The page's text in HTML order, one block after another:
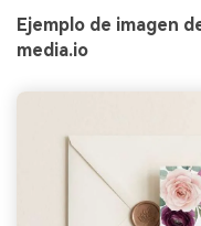
Ejemplo de imagen
media.io